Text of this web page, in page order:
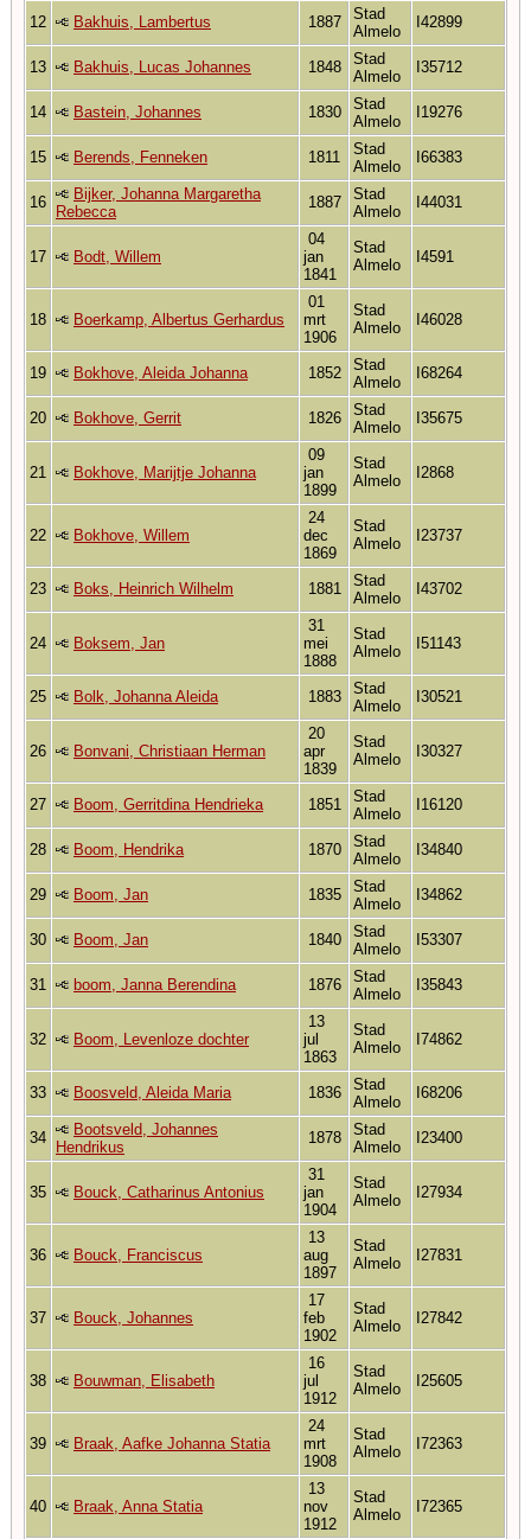
12 Bakhuis, Lambertus 1887
Stad
Almelo
I42899
13 Bakhuis, Lucas Johannes 1848
Stad
Almelo
I35712
14 Bastein, Johannes 1830
Stad
Almelo
I19276
15 Berends, Fenneken 1811
Stad
Almelo
I66383
16
Bijker, Johanna Margaretha
Rebecca
1887
Stad
Almelo
I44031
17 Bodt, Willem
04
jan
1841
Stad
Almelo
I4591
18 Boerkamp, Albertus Gerhardus
01
mrt
1906
Stad
Almelo
I46028
19 Bokhove, Aleida Johanna 1852
Stad
Almelo
I68264
20 Bokhove, Gerrit 1826
Stad
Almelo
I35675
21 Bokhove, Marijtje Johanna
09
jan
1899
Stad
Almelo
I2868
22 Bokhove, Willem
24
dec
1869
Stad
Almelo
I23737
23 Boks, Heinrich Wilhelm 1881
Stad
Almelo
I43702
24 Boksem, Jan
31
mei
1888
Stad
Almelo
I51143
25 Bolk, Johanna Aleida 1883
Stad
Almelo
I30521
26 Bonvani, Christiaan Herman
20
apr
1839
Stad
Almelo
I30327
27 Boom, Gerritdina Hendrieka 1851
Stad
Almelo
I16120
28 Boom, Hendrika 1870
Stad
Almelo
I34840
29 Boom, Jan 1835
Stad
Almelo
I34862
30 Boom, Jan 1840
Stad
Almelo
I53307
31 boom, Janna Berendina 1876
Stad
Almelo
I35843
32 Boom, Levenloze dochter
13
jul
1863
Stad
Almelo
I74862
33 Boosveld, Aleida Maria 1836
Stad
Almelo
I68206
34
Bootsveld, Johannes
Hendrikus
1878
Stad
Almelo
I23400
35 Bouck, Catharinus Antonius
31
jan
1904
Stad
Almelo
I27934
36 Bouck, Franciscus
13
aug
1897
Stad
Almelo
I27831
37 Bouck, Johannes
17
feb
1902
Stad
Almelo
I27842
38 Bouwman, Elisabeth
16
jul
1912
Stad
Almelo
I25605
39 Braak, Aafke Johanna Statia
24
mrt
1908
Stad
Almelo
I72363
40 Braak, Anna Statia
13
nov
1912
Stad
Almelo
I72365